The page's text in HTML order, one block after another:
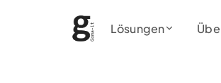
Lösungen